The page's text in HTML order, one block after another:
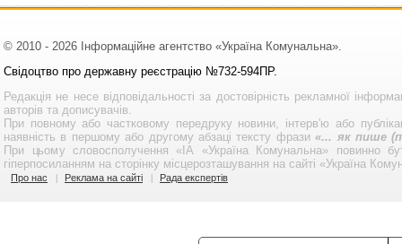
© 2010 - 2026 Інформаційне агентство «Україна Комунальна».
Свідоцтво про державну реєстрацію №732-594ПР.
Редакція не несе відповідальності за достовірність рекламної
авторів та дописувачів.
При повному або частковому передруку новини, інтерв'ю або
наявність в першому або другому абзаці тексту фрази«... як пише
При цьому словосполучення «ІА «Україна Комунальна» повинно
гіперпосиланням на сторінку місцерозташування на сайті «Україна
Про нас Реклама на сайті Рада експертів